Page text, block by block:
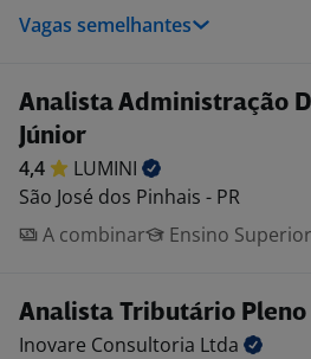
Vagas semelhantes
Analista Administração
Júnior
4,4
LUMINI
São José dos Pinhais - PR
A combinar
Ensino Superior
Analista Tributário Pleno
Inovare Consultoria Ltda